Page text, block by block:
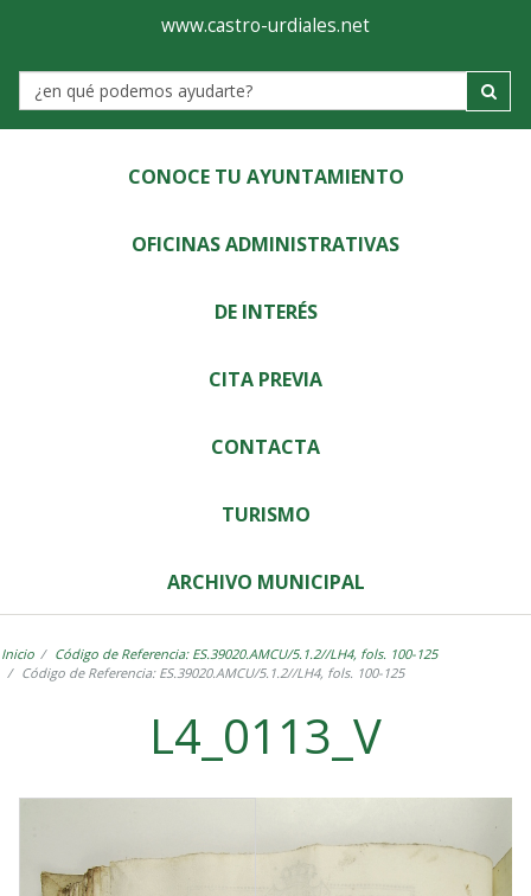
Ayuntamiento
de
Castro-
Urdiales
www.castro-urdiales.net
Label
CONOCE TU AYUNTAMIENTO
OFICINAS ADMINISTRATIVAS
DE INTERÉS
CITA PREVIA
CONTACTA
TURISMO
ARCHIVO MUNICIPAL
Inicio
Código de Referencia: ES.39020.AMCU/5.1.2//LH4, fols. 100-125
Código de Referencia: ES.39020.AMCU/5.1.2//LH4, fols. 100-125
L4_0113_V